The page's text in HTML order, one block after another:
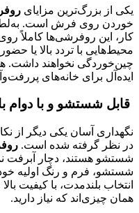
یکی از بزرگ‌ترین مزایای
خوردن روی فرش است.
کار، این روفرشی‌ها کاملاً
محیط‌هایی با تردد بالا یا
چین‌خوردگی نخواهند داشت.
ایده‌آل برای خانه‌های
قابل شستشو و با دوام
نگهداری آسان یکی دیگر از
در نظر گرفته شده است.
شستشو هستند، دچار آبرفت
شستشو، فرم و رنگ اولیه
انتخاب بلندمدت، با کیفیت
همان چیزی‌اند که نیاز دارید.